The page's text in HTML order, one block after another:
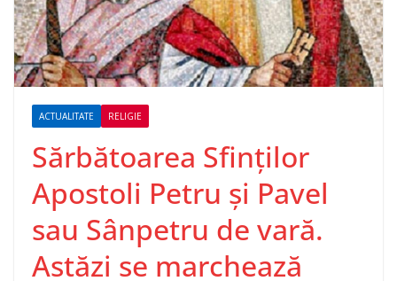
ACTUALITATE RELIGIE
Sărbătoarea Sfinților
Apostoli Petru și Pavel
sau Sânpetru de vară.
Astăzi se marchează